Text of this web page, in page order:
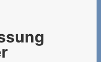
für
nicht